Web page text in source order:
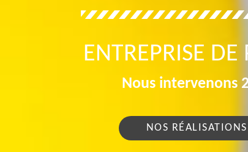
ENTREPRISE
Nous intervenons
NOS RÉALISATIONS